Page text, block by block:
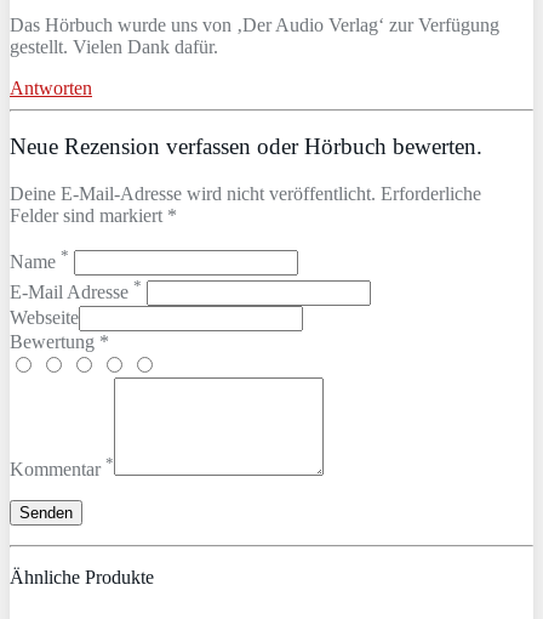
Das Hörbuch wurde uns von ‚Der Audio Verlag‘ zur Verfügung
gestellt. Vielen Dank dafür.
Antworten
Neue Rezension verfassen oder Hörbuch bewerten.
Deine E-Mail-Adresse wird nicht veröffentlicht. Erforderliche
Felder sind markiert *
Name *
E-Mail Adresse *
Webseite
Bewertung *
Kommentar *
Ähnliche Produkte